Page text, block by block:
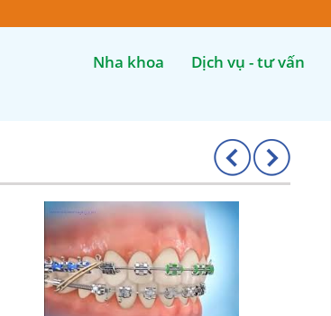
Nha khoa Dịch vụ - tư vấn